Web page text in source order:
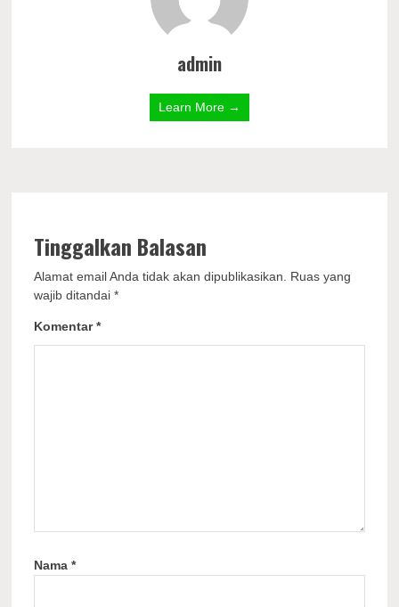
admin
Learn More →
Tinggalkan Balasan
Alamat email Anda tidak akan dipublikasikan.
Ruas yang
wajib ditandai*
Komentar*
Nama*